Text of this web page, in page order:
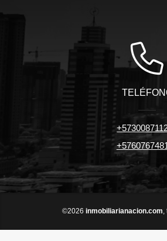
©2026 inmobiliarianacion.com